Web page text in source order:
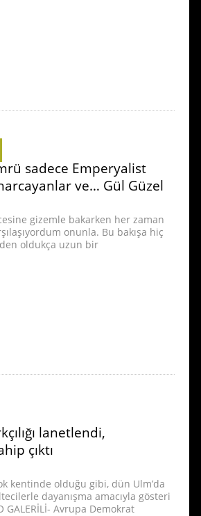
sadece Emperyalist
ve… Gül Güzel
gizemle bakarken her zaman
onunla. Bu bakışa hiç
oldukça uzun bir
lanetlendi,
çıktı
kentinde olduğu gibi, dün Ulm’da
dayanışma amacıyla gösteri
GALERİLİ- Avrupa Demokrat